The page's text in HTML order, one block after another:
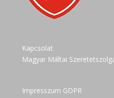
Kapcsolat
Magyar Máltai
Impresszum GDPR